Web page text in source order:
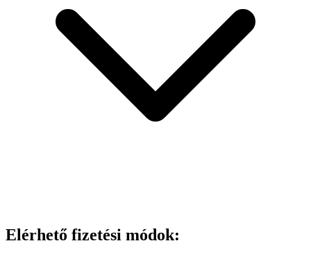
Elérhető fizetési módok: